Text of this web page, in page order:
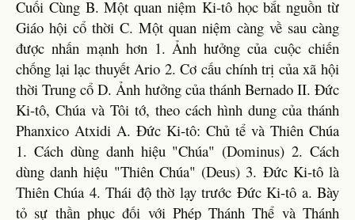
Cuối Cùng B. Một quan niệm Ki-tô học bắt nguồn từ
Giáo hội cổ thời C. Một quan niệm càng về sau càng
được nhấn mạnh hơn 1. Ảnh hưởng của cuộc chiến
chống lại lạc thuyết Ario 2. Cơ cấu chính trị của xã hội
thời Trung cổ D. Ảnh hưởng của thánh Bernado II. Đức
Ki-tô, Chúa và Tôi tớ, theo cách hình dung của thánh
Phanxico Atxidi A. Đức Ki-tô: Chủ tể và Thiên Chúa
1. Cách dùng danh hiệu "Chúa" (Dominus) 2. Cách
dùng danh hiệu "Thiên Chúa" (Deus) 3. Đức Ki-tô là
Thiên Chúa 4. Thái độ thờ lạy trước Đức Ki-tô a. Bày
tỏ sự thần phục đối với Phép Thánh Thể và Thánh